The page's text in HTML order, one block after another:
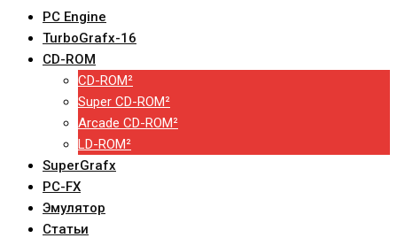
PC Engine
TurboGrafx-16
CD-ROM
CD-ROM²
Super CD-ROM²
Arcade CD-ROM²
LD-ROM²
SuperGrafx
PC-FX
Эмулятор
Статьи